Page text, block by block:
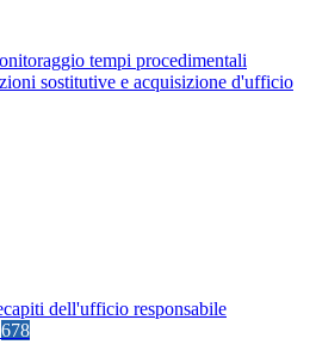
tempi procedimentali
sostitutive e acquisizione d'ufficio
dell'ufficio responsabile
678